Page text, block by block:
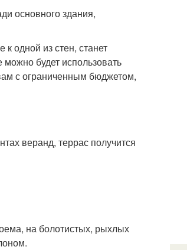
основного здания,
одной из стен, станет
будет использовать
с ограниченным бюджетом,
веранд, террас получится
на болотистых, рыхлых